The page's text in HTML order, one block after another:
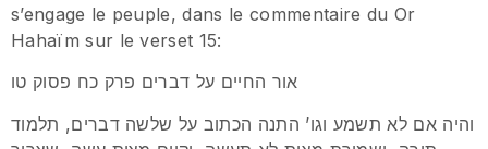
s’engage le peuple, dans le commentaire du Or
Hahaïm sur le verset 15:
אור החיים על דברים פרק כח פסוק טו
והיה אם לא תשמע וגו’ התנה הכתוב על שלשה דברים, תלמוד